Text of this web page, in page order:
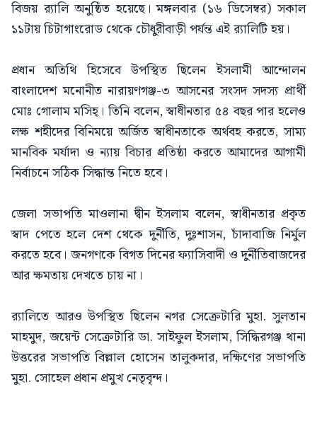
বিজয় র‌্যালি অনুষ্ঠিত হয়েছে। মঙ্গলবার (১৬ ডিসেম্বর) সকাল
১১টায় চিটাগাংরোড থেকে চৌধুরীবাড়ী পর্যন্ত এই র‌্যালিটি হয়।
প্রধান অতিথি হিসেবে উপস্থিত ছিলেন ইসলামী আন্দোলন
বাংলাদেশ মনোনীত নারায়ণগঞ্জ-৩ আসনের সংসদ সদস্য প্রার্থী
মোঃ গোলাম মসিহ্। তিনি বলেন, স্বাধীনতার ৫৪ বছর পার হলেও
লক্ষ শহীদের বিনিময়ে অর্জিত স্বাধীনতাকে অর্থবহ করতে, সাম্য
মানবিক মর্যাদা ও ন্যায় বিচার প্রতিষ্ঠা করতে আমাদের আগামী
নির্বাচনে সঠিক সিদ্ধান্ত নিতে হবে।
জেলা সভাপতি মাওলানা দ্বীন ইসলাম বলেন, স্বাধীনতার প্রকৃত
স্বাদ পেতে হলে দেশ থেকে দুর্নীতি, দুঃশাসন, চাঁদাবাজি নির্মুল
করতে হবে। জনগণকে বিগত দিনের ফ্যাসিবাদী ও দুর্নীতিবাজদের
আর ক্ষমতায় দেখতে চায় না।
র‍্যালিতে আরও উপস্থিত ছিলেন নগর সেক্রেটারি মুহা. সুলতান
মাহমুদ, জয়েন্ট সেক্রেটারি ডা. সাইফুল ইসলাম, সিদ্ধিরগঞ্জ থানা
উত্তরের সভাপতি বিল্লাল হোসেন তালুকদার, দক্ষিণের সভাপতি
মুহা. সোহেল প্রধান প্রমুখ নেতৃবৃন্দ।